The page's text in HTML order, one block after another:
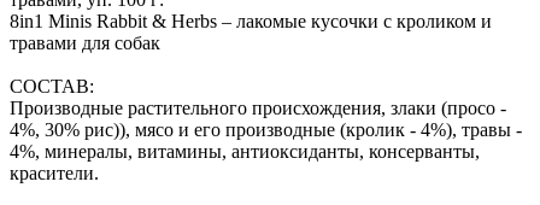
8in1 Minis Rabbit & Herbs – лакомые кусочки с кроликом и
травами для собак
СОСТАВ:
Производные растительного происхождения, злаки (просо -
4%, 30% рис)), мясо и его производные (кролик - 4%), травы -
4%, минералы, витамины, антиоксиданты, консерванты,
красители.